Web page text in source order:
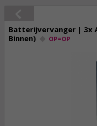
Batterijvervanger | 3x
Binnen)
OP=OP